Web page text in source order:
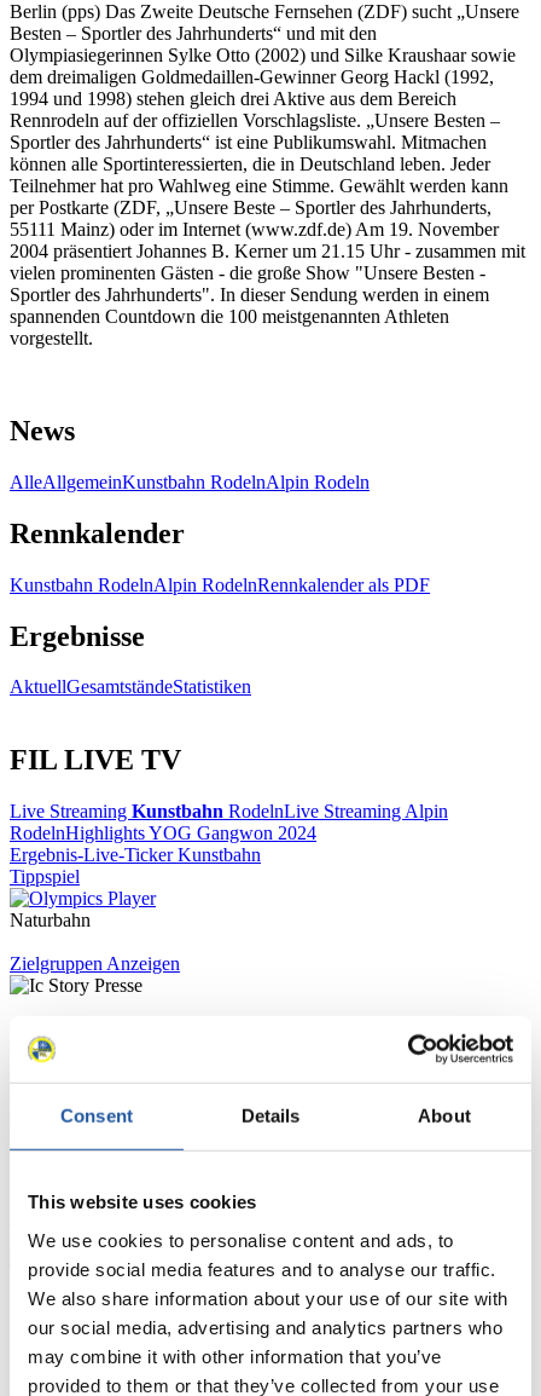
Consent Details About
This website uses cookies
We use cookies to personalise content and ads, to
provide social media features and to analyse our traffic.
We also share information about your use of our site with
our social media, advertising and analytics partners who
may combine it with other information that you’ve
provided to them or that they’ve collected from your use
Berlin (pps) Das Zweite Deutsche Fernsehen (ZDF) sucht „Unsere
Besten – Sportler des Jahrhunderts“ und mit den
Olympiasiegerinnen Sylke Otto (2002) und Silke Kraushaar sowie
dem dreimaligen Goldmedaillen-Gewinner Georg Hackl (1992,
1994 und 1998) stehen gleich drei Aktive aus dem Bereich
Rennrodeln auf der offiziellen Vorschlagsliste. „Unsere Besten –
Sportler des Jahrhunderts“ ist eine Publikumswahl. Mitmachen
können alle Sportinteressierten, die in Deutschland leben. Jeder
Teilnehmer hat pro Wahlweg eine Stimme. Gewählt werden kann
per Postkarte (ZDF, „Unsere Beste – Sportler des Jahrhunderts,
55111 Mainz) oder im Internet (www.zdf.de) Am 19. November
2004 präsentiert Johannes B. Kerner um 21.15 Uhr - zusammen mit
vielen prominenten Gästen - die große Show "Unsere Besten -
Sportler des Jahrhunderts". In dieser Sendung werden in einem
spannenden Countdown die 100 meistgenannten Athleten
vorgestellt.
News
AlleAllgemeinKunstbahn RodelnAlpin Rodeln
Rennkalender
Kunstbahn RodelnAlpin RodelnRennkalender als PDF
Ergebnisse
AktuellGesamtständeStatistiken
FIL LIVE TV
Live Streaming Kunstbahn RodelnLive Streaming Alpin
RodelnHighlights YOG Gangwon 2024
Ergebnis-Live-Ticker Kunstbahn
Tippspiel
Naturbahn
Zielgruppen Anzeigen
Für Presse- und Medienvertreter
Hier finden Sie Informationen für Presse- und Medienvertreter. Sie
haben Zugriff auf Athletenbiographien und Informationen zu
beantragen, die Grundregeln des Rennrodelsports einsehen und
Für Nationale Verbände
Hier können Sie sich über allgemeine Neuigkeiten informieren, das
aktuelle Regelwerk sowie Richtlinien zu Wettkämpfen, Anti-Doping